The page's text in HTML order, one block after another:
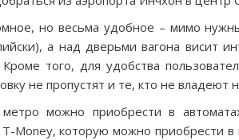
но весьма удобное – мимо
а над дверьми вагона висит
того, для удобства
не пропустят и те, кто не владеют
можно приобрести в
T-Money, которую можно приобрести